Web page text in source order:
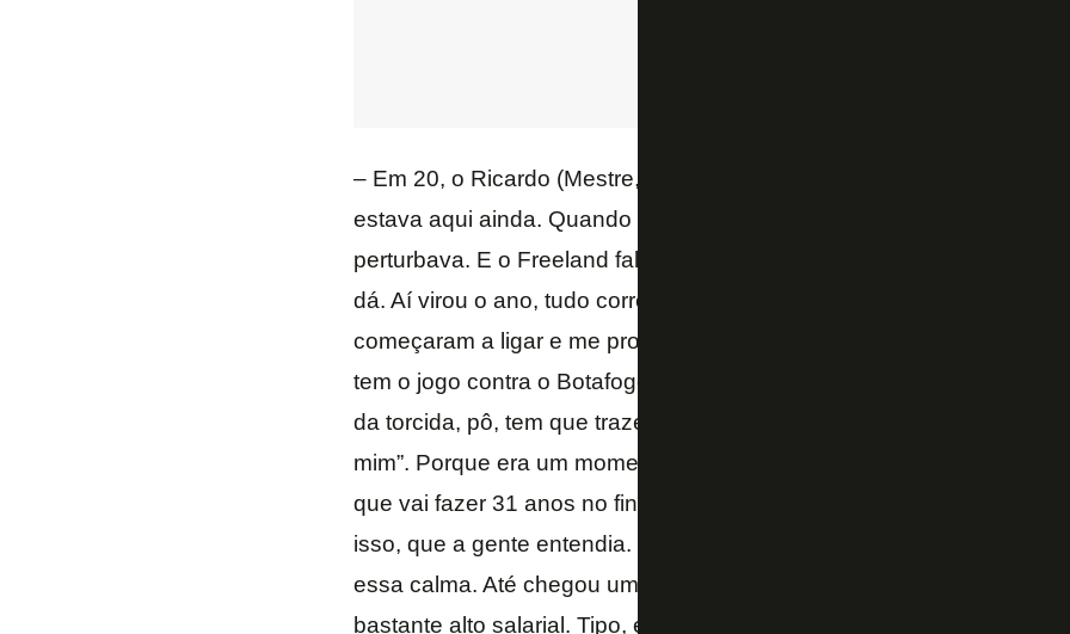
– Em 20, o Ricardo (Mestre, agente de Chay) perturbava o
estava aqui ainda. Quando ele assume, o Botafogo estava prestes
perturbava. E o Freeland falava, não é o momento de eu fazer uma
dá. Aí virou o ano, tudo correndo bem, só que 90% dos clubes de
começaram a ligar e me procurar. Só que o Ricardo oferecia aqui. A
tem o jogo contra o Botafogo, lá no Giulite Coutinho, eu faço um
da torcida, pô, tem que trazer. Aí o Freeland falou “agora já
mim”. Porque era um momento conturbado, ele fazer uma aposta
que vai fazer 31 anos no final do ano. E aí a gente ficava bem
isso, que a gente entendia. Mas ele falava que tinha interesse e
essa calma. Até chegou um certo ponto que o Londrina vem fazer
bastante alto salarial. Tipo, eram quatro vezes mais do que eu